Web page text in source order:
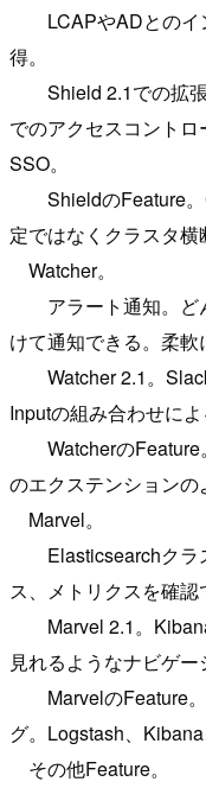
LCAPやADとのイ
得。
Shield 2.1での拡張
でのアクセスコントロ
SSO。
ShieldのFeature。
定ではなくクラスタ横
Watcher。
アラート通知。ど
けて通知できる。柔軟
Watcher 2.1。Slack
Inputの組み合わせによ
WatcherのFeature
のエクステンションの
Marvel。
Elasticsearchクラ
ス、メトリクスを確認
Marvel 2.1。
見れるようなナビゲー
MarvelのFeature。
グ。Logstash、
その他Feature。